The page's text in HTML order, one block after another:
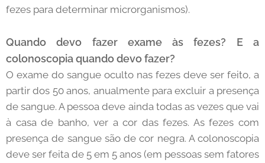
fezes para determinar microrganismos).
Quando devo fazer exame às fezes? E a
colonoscopia quando devo fazer?
O exame do sangue oculto nas fezes deve ser feito, a
partir dos 50 anos, anualmente para excluir a presença
de sangue. A pessoa deve ainda todas as vezes que vai
à casa de banho, ver a cor das fezes. As fezes com
presença de sangue são de cor negra. A colonoscopia
deve ser feita de 5 em 5 anos (em pessoas sem fatores